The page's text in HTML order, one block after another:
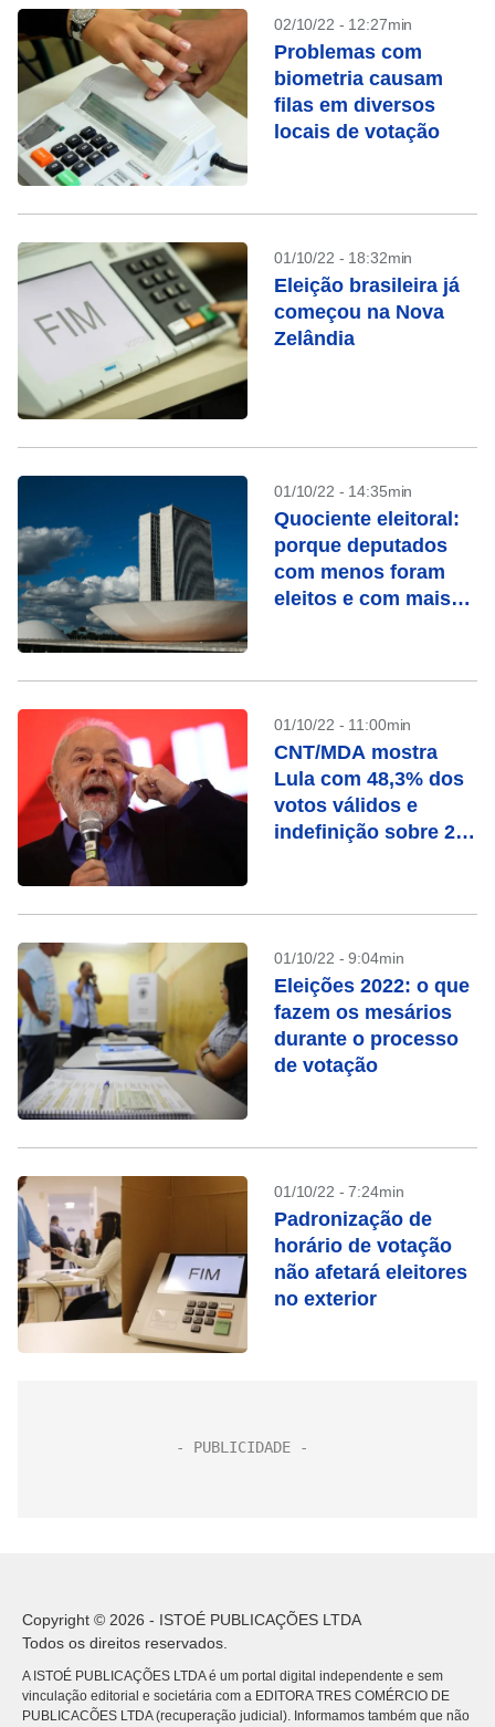
02/10/22 - 12:27min
Problemas com
biometria causam
filas em diversos
locais de votação
01/10/22 - 18:32min
Eleição brasileira já
começou na Nova
Zelândia
01/10/22 - 14:35min
Quociente eleitoral:
porque deputados
com menos foram
eleitos e com mais
01/10/22 - 11:00min
CNT/MDA mostra
Lula com 48,3% dos
votos válidos e
indefinição sobre 2º
01/10/22 - 9:04min
Eleições 2022: o que
fazem os mesários
durante o processo
de votação
01/10/22 - 7:24min
Padronização de
horário de votação
não afetará eleitores
no exterior
Copyright © 2026 - ISTOÉ PUBLICAÇÕES LTDA
Todos os direitos reservados.
A ISTOÉ PUBLICAÇÕES LTDA é um portal digital independente e sem
vinculação editorial e societária com a EDITORA TRES COMÉRCIO DE
PUBLICACÕES LTDA (recuperação judicial). Informamos também que não